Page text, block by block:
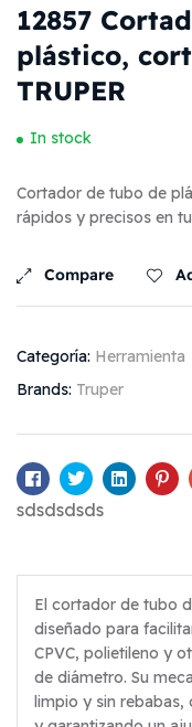
12857
plástico,
TRUPER
In stock
Cortador de tubo de
rápidos y precisos en
Compare
Categoría: Herramienta
Brands: Truper
Facebook
Twitter
sdsdsdsds
El cortador de tubo
diseñado para
CPVC, polietileno y
de diámetro. Su
limpio y sin rebabas,